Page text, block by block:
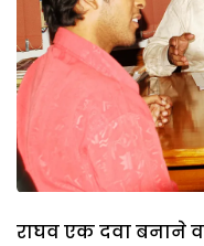
राघव एक दवा बनाने